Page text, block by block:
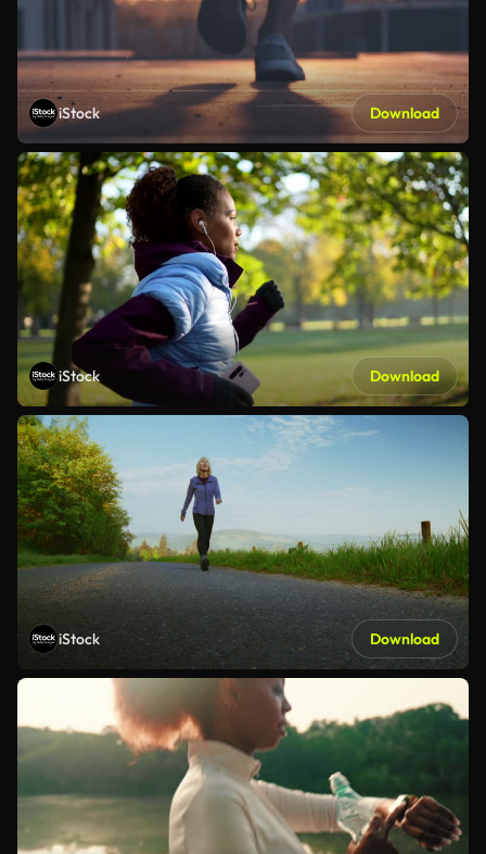
iStock Download
iStock Download
iStock Download